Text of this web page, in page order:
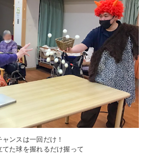
ャンスは一回だけ！
てた球を握れるだけ握って